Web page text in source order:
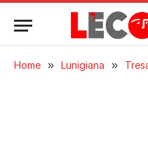
Home » Lunigiana »